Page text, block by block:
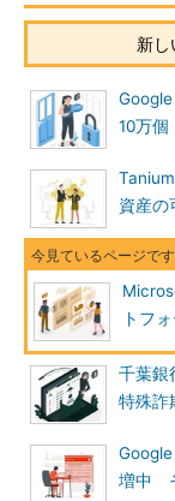
新し
10万個
資産の
トフ
千葉銀
特殊詐
増中